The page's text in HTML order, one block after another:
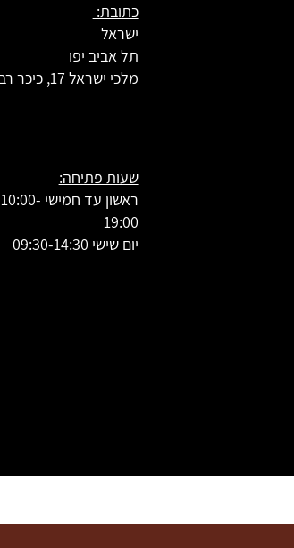
כתובת:
ישראל
תל אביב יפו
מלכי ישראל 17, כיכר רבין
שעות פתיחה:
ראשון עד חמישי 10:00-
19:00
יום שישי 09:30-14:30